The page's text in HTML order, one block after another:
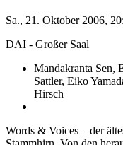
Sa., 21. Oktober 2006,
DAI - Großer Saal
Mandakranta Sen,
Sattler, Eiko
Hirsch
Words & Voices – der